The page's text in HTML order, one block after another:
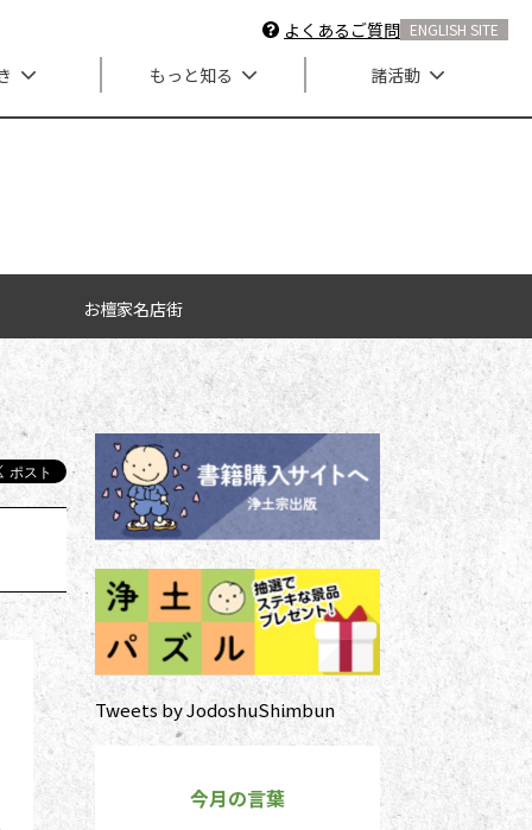
よくあるご質問 ENGLISH SITE
もっと知る 諸活動
お檀家名店街
Tweets by JodoshuShimbun
今月の言葉